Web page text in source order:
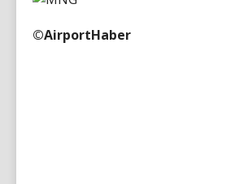
©AirportHaber